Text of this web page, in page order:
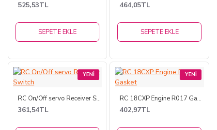
525,53TL
SEPETE EKLE
464,05TL
SEPETE EKLE
YENI
RC On/Off servo Receiver Switch
361,54TL
YENI
RC 18CXP Engine R017 Gasket
402,97TL